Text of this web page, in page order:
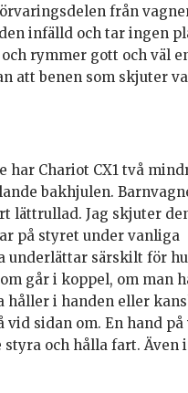
från
infälld och tar ingen
rymmer gott och väl
att benen som skjuter
har Chariot CX1 två
bakhjulen.
lättrullad. Jag skjuter
på styret under vanliga
underlättar särskilt för
går i koppel, om man
håller i handen eller
vid sidan om. En hand
styra och hålla fart. Även i